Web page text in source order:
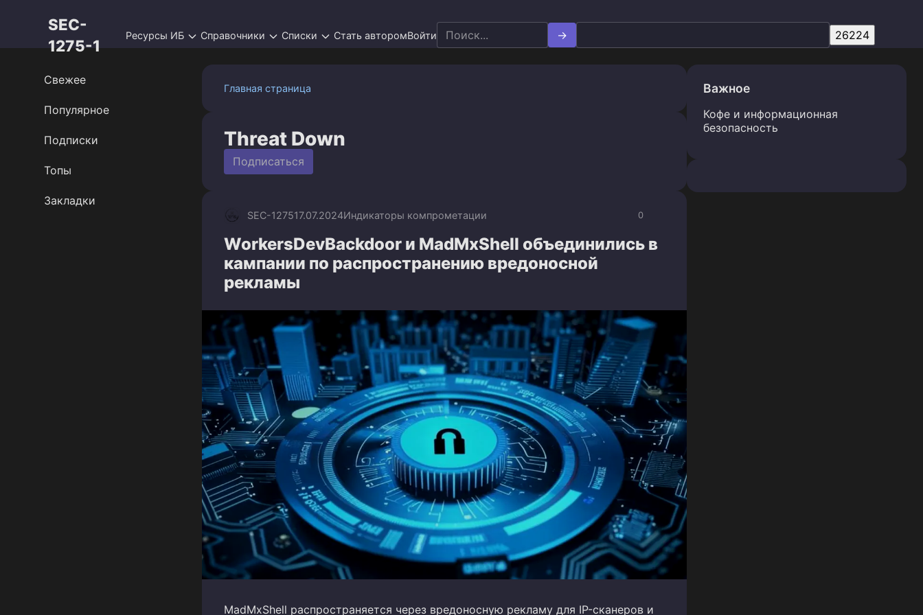
SEC-
1275-1
Ресурсы ИБ Справочники Списки Стать авторомВойти Search
for:
Главная страница
Threat Down
Подписаться
0
SEC-127517.07.2024Индикаторы компрометации
WorkersDevBackdoor и MadMxShell объединились в
кампании по распространению вредоносной
рекламы
MadMxShell распространяется через вредоносную рекламу для IP-сканеров и
Свежее
Популярное
Подписки
Топы
Закладки
Важное
Кофе и информационная
безопасность